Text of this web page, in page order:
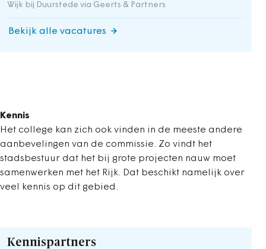
Wijk bij Duurstede via Geerts & Partners
Bekijk alle vacatures
Kennis
Het college kan zich ook vinden in de meeste andere
aanbevelingen van de commissie. Zo vindt het
stadsbestuur dat het bij grote projecten nauw moet
samenwerken met het Rijk. Dat beschikt namelijk over
veel kennis op dit gebied.
Kennispartners